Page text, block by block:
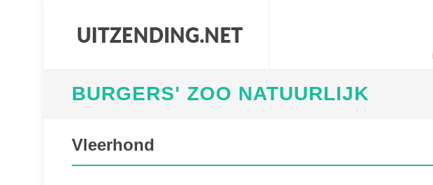
BURGERS' ZOO NATUURLIJK
Vleerhond